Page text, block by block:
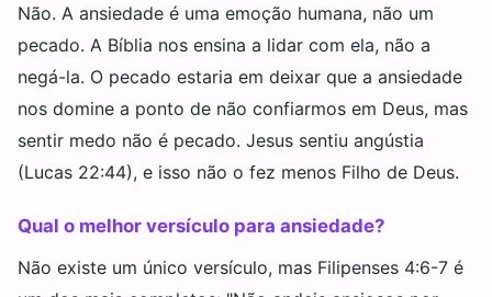
Não. A ansiedade é uma emoção humana, não um
pecado. A Bíblia nos ensina a lidar com ela, não a
negá-la. O pecado estaria em deixar que a ansiedade
nos domine a ponto de não confiarmos em Deus, mas
sentir medo não é pecado. Jesus sentiu angústia
(Lucas 22:44), e isso não o fez menos Filho de Deus.
Qual o melhor versículo para ansiedade?
Não existe um único versículo, mas Filipenses 4:6-7 é